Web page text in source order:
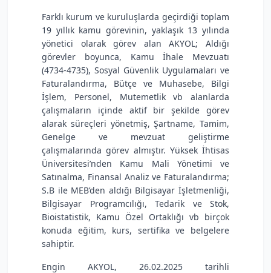
Farklı kurum ve kuruluşlarda geçirdiği toplam
19 yıllık kamu görevinin, yaklaşık 13 yılında
yönetici olarak görev alan AKYOL; Aldığı
görevler boyunca, Kamu İhale Mevzuatı
(4734-4735), Sosyal Güvenlik Uygulamaları ve
Faturalandırma, Bütçe ve Muhasebe, Bilgi
İşlem, Personel, Mutemetlik vb alanlarda
çalışmaların içinde aktif bir şekilde görev
alarak süreçleri yönetmiş, Şartname, Tamim,
Genelge ve mevzuat geliştirme
çalışmalarında görev almıştır. Yüksek İhtisas
Üniversitesi’nden Kamu Mali Yönetimi ve
Satınalma, Finansal Analiz ve Faturalandırma;
S.B ile MEB’den aldığı Bilgisayar İşletmenliği,
Bilgisayar Programcılığı, Tedarik ve Stok,
Bioistatistik, Kamu Özel Ortaklığı vb birçok
konuda eğitim, kurs, sertifika ve belgelere
sahiptir.
Engin AKYOL, 26.02.2025 tarihli